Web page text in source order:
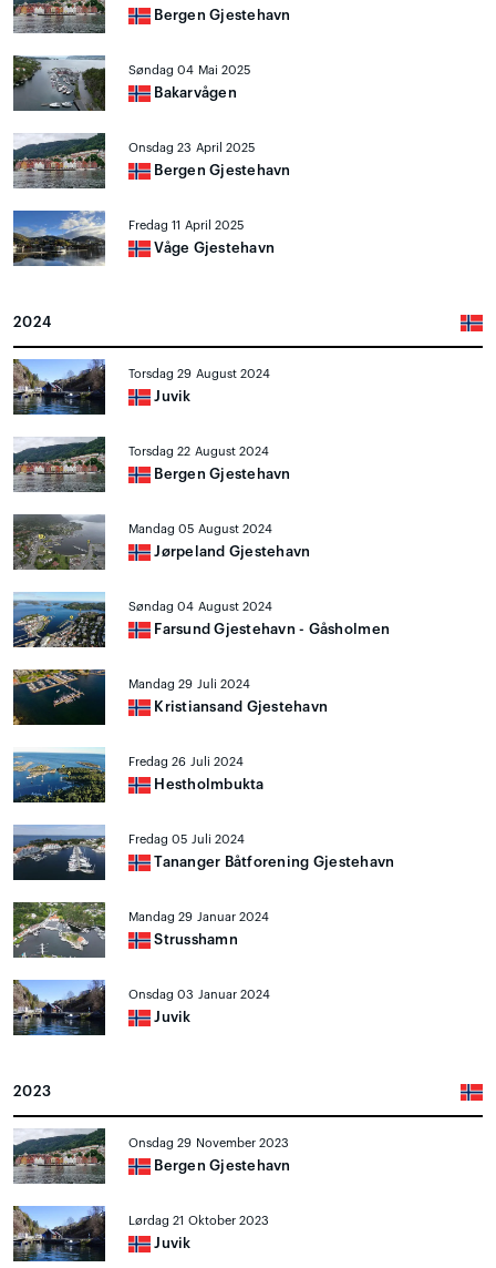
Bergen Gjestehavn
Søndag 04 Mai 2025
Bakarvågen
Onsdag 23 April 2025
Bergen Gjestehavn
Fredag 11 April 2025
Våge Gjestehavn
2024
Torsdag 29 August 2024
Juvik
Torsdag 22 August 2024
Bergen Gjestehavn
Mandag 05 August 2024
Jørpeland Gjestehavn
Søndag 04 August 2024
Farsund Gjestehavn - Gåsholmen
Mandag 29 Juli 2024
Kristiansand Gjestehavn
Fredag 26 Juli 2024
Hestholmbukta
Fredag 05 Juli 2024
Tananger Båtforening Gjestehavn
Mandag 29 Januar 2024
Strusshamn
Onsdag 03 Januar 2024
Juvik
2023
Onsdag 29 November 2023
Bergen Gjestehavn
Lørdag 21 Oktober 2023
Juvik